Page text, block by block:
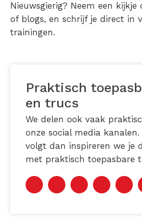
Nieuwsgierig? Neem een kijkje
of blogs, en schrijf je direct in
trainingen.
Praktisch
en trucs
We delen ook vaak
onze social media kanalen.
volgt dan inspireren we je
met praktisch toepasbare